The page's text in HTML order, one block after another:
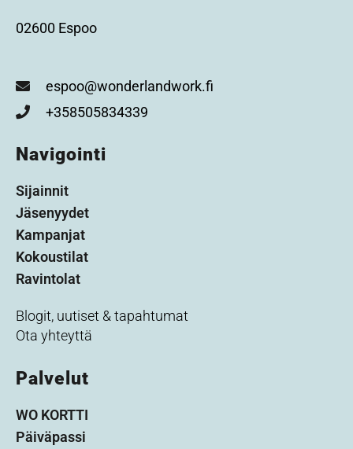
02600 Espoo
espoo@wonderlandwork.fi
+358505834339
Navigointi
Sijainnit
Jäsenyydet
Kampanjat
Kokoustilat
Ravintolat
Blogit, uutiset & tapahtumat
Ota yhteyttä
Palvelut
WO KORTTI
Päiväpassi